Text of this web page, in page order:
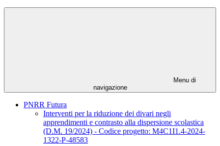
Menu di
navigazione
PNRR Futura
Interventi per la riduzione dei divari negli
apprendimenti e contrasto alla dispersione scolastica
(D.M. 19/2024) - Codice progetto: M4C1I1.4-2024-
1322-P-48583